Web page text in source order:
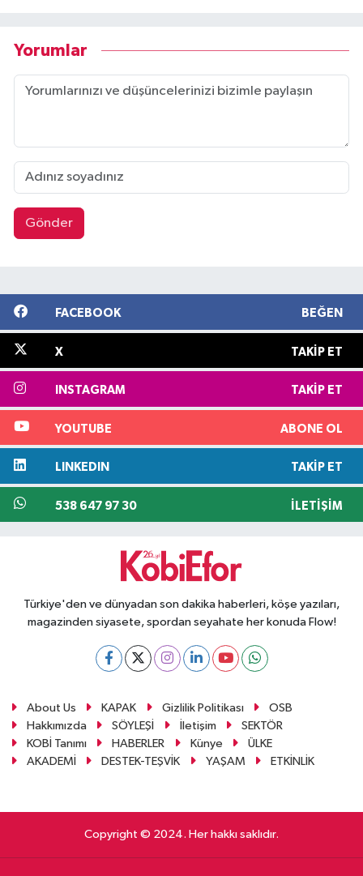
Yorumlar
Gönder
FACEBOOK BEĞEN
X TAKIP ET
INSTAGRAM TAKIP ET
YOUTUBE ABONE OL
LINKEDIN TAKIP ET
538 647 97 30 İLETIŞIM
Türkiye'den ve dünyadan son dakika haberleri, köşe yazıları,
magazinden siyasete, spordan seyahate her konuda Flow!
About Us KAPAK Gizlilik Politikası
OSB
Hakkımızda
SÖYLEŞİ İletişim
SEKTÖR
KOBİ Tanımı
HABERLER Künye
ÜLKE
AKADEMİ
DESTEK-TEŞVİK YAŞAM ETKİNLİK
Copyright © 2024. Her hakkı saklıdır.